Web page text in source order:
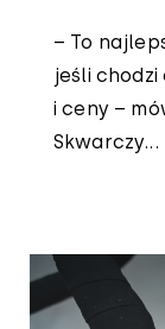
– To
jeśli chodzi
i ceny –
Skwarczy...